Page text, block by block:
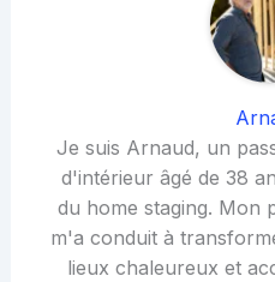
Je suis Arnaud, un
d'intérieur âgé de 38
du home staging. Mon
m'a conduit à
lieux chaleureux et